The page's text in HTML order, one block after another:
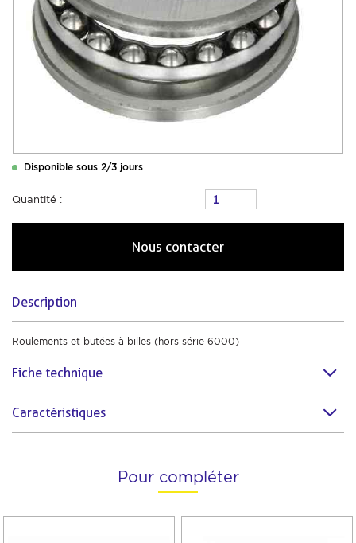
Disponible sous 2/3 jours
Quantité :
Nous contacter
Description
Roulements et butées à billes (hors série 6000)
Fiche technique
Caractéristiques
Pour compléter